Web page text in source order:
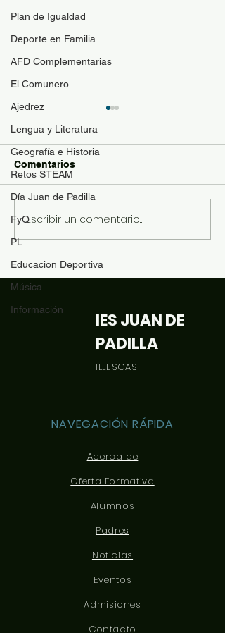
Plan de Igualdad
Deporte en Familia
AFD Complementarias
El Comunero
Ajedrez
Lengua y Literatura
Geografía e Historia
Retos STEAM
Día Juan de Padilla
FyQ
PL
Educacion Deportiva
Música
Información
Más tertulias literarias...
Comentarios
Escribir un comentario...
IES JUAN DE
PADILLA
ILLESCAS
NAVEGACIÓN RÁPIDA
Acerca de
Oferta Formativa
Alumnos
Padres
Noticias
Eventos
Admisiones
Contacto